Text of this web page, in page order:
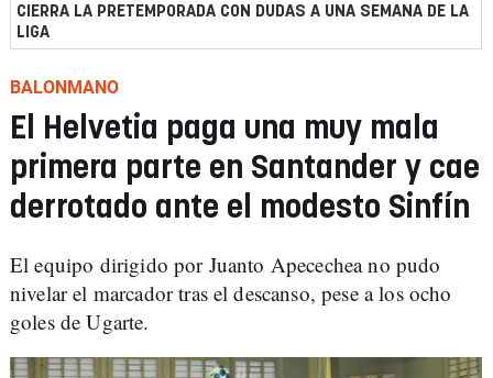
CIERRA LA PRETEMPORADA CON DUDAS A UNA SEMANA DE LA
LIGA
BALONMANO
El Helvetia paga una muy mala
primera parte en Santander y cae
derrotado ante el modesto Sinfín
El equipo dirigido por Juanto Apecechea no pudo
nivelar el marcador tras el descanso, pese a los ocho
goles de Ugarte.